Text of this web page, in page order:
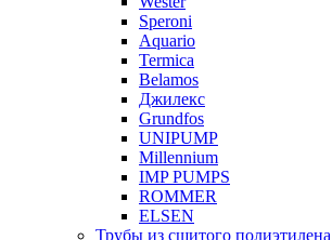
Speroni
Aquario
Termica
Belamos
Джилекс
Grundfos
UNIPUMP
Millennium
IMP PUMPS
ROMMER
ELSEN
Трубы из сшитого полиэтилена